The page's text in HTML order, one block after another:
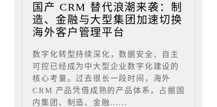
国产 CRM 替代浪潮来袭：制
造、金融与大型集团加速切换
海外客户管理平台
数字化转型持续深化，数据安全、自主
可控已经成为中大型企业数字化建设的
核心考量。过去很长一段时间，海外
CRM 产品凭借成熟的产品体系，占据国
内集团、制造、金融......